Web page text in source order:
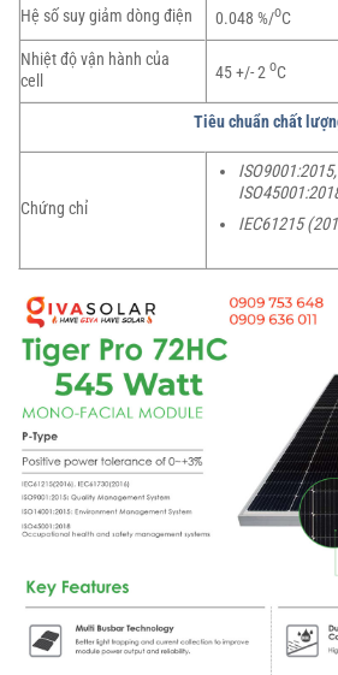
Hệ số suy giảm dòng điện 0.048 %/oC
Nhiệt độ vận hành của
cell
45 +/- 2oC
Tiêu chuẩn chất
Chứng chỉ
IEC61215